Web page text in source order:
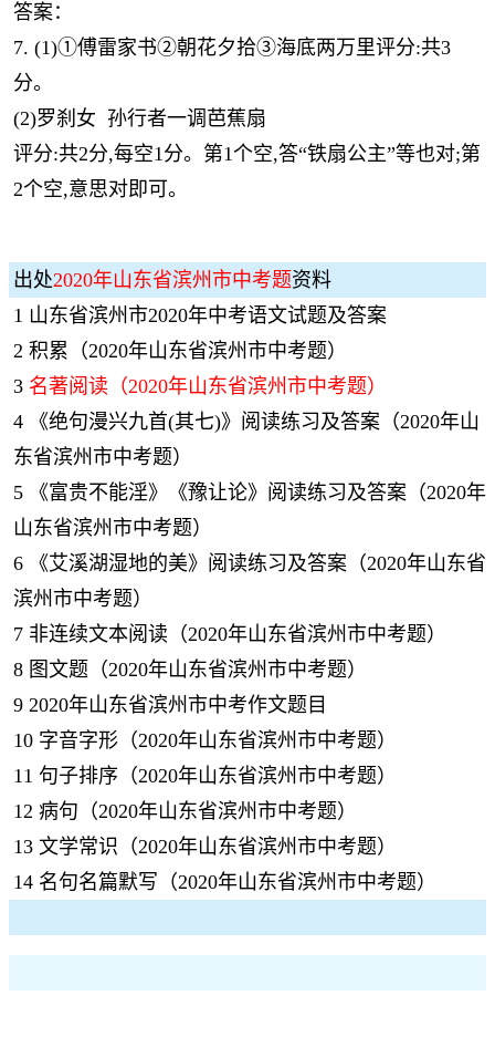
答案：
7. (1)①傅雷家书②朝花夕拾③海底两万里评分:共3
分。
(2)罗刹女 孙行者一调芭蕉扇
评分:共2分,每空1分。第1个空,答“铁扇公主”等也对;第
2个空,意思对即可。
出处2020年山东省滨州市中考题资料
1 山东省滨州市2020年中考语文试题及答案
2 积累（2020年山东省滨州市中考题）
3 名著阅读（2020年山东省滨州市中考题）
4
《绝句漫兴九首(其七)》阅读练习及答案（2020年山
东省滨州市中考题）
5
《富贵不能淫》《豫让论》阅读练习及答案（2020年
山东省滨州市中考题）
6
《艾溪湖湿地的美》阅读练习及答案（2020年山东省
滨州市中考题）
7 非连续文本阅读（2020年山东省滨州市中考题）
8 图文题（2020年山东省滨州市中考题）
9 2020年山东省滨州市中考作文题目
10 字音字形（2020年山东省滨州市中考题）
11 句子排序（2020年山东省滨州市中考题）
12 病句（2020年山东省滨州市中考题）
13 文学常识（2020年山东省滨州市中考题）
14 名句名篇默写（2020年山东省滨州市中考题）